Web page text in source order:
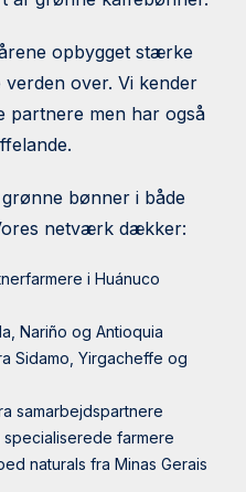
opbygget stærke
over. Vi kender
partnere men har også
bønner i både
netværk dækker:
i Huánuco
Nariño og Antioquia
Sidamo, Yirgacheffe og
samarbejdspartnere
specialiserede farmere
naturals fra Minas Gerais